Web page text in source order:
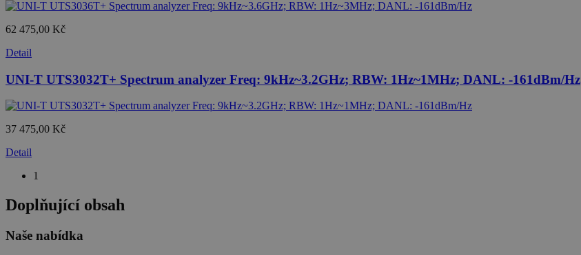
62 475,00 Kč
Detail
UNI-T UTS3032T+ Spectrum analyzer Freq: 9kHz~3.2GHz; RBW: 1Hz~1MHz; DANL: -161dBm/Hz
37 475,00 Kč
Detail
1
Doplňující obsah
Naše nabídka